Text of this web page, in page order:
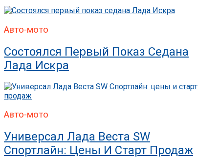
Авто-мото
Состоялся Первый Показ Седана
Лада Искра
Авто-мото
Универсал Лада Веста SW
Спортлайн: Цены И Старт Продаж